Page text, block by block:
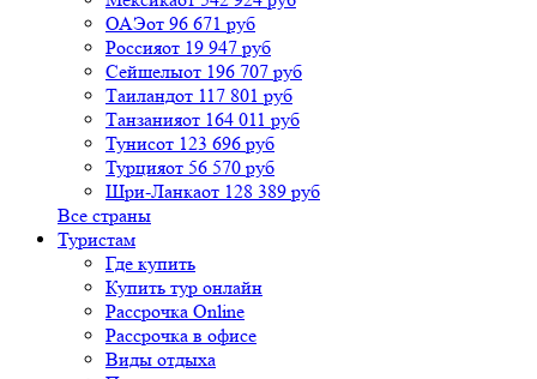
ОАЭот 96 671 руб
Россияот 19 947 руб
Сейшелыот 196 707 руб
Таиландот 117 801 руб
Танзанияот 164 011 руб
Тунисот 123 696 руб
Турцияот 56 570 руб
Шри-Ланкаот 128 389 руб
Все страны
Туристам
Где купить
Купить тур онлайн
Рассрочка Online
Рассрочка в офисе
Виды отдыха